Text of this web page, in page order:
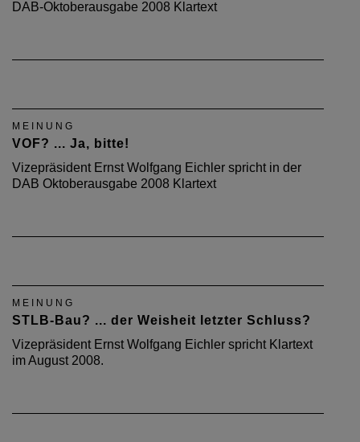
DAB-Oktoberausgabe 2008 Klartext
MEINUNG
VOF? ... Ja, bitte!
Vizepräsident Ernst Wolfgang Eichler spricht in der
DAB Oktoberausgabe 2008 Klartext
MEINUNG
STLB-Bau? ... der Weisheit letzter Schluss?
Vizepräsident Ernst Wolfgang Eichler spricht Klartext
im August 2008.